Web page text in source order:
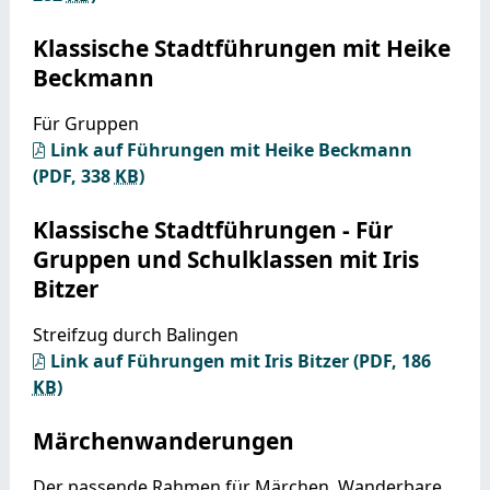
Klassische Stadtführungen mit Heike
Beckmann
Für Gruppen
Link auf Führungen mit Heike Beckmann
(PDF, 338 KB)
Klassische Stadtführungen - Für
Gruppen und Schulklassen mit Iris
Bitzer
Streifzug durch Balingen
Link auf Führungen mit Iris Bitzer(PDF, 186
KB)
Märchenwanderungen